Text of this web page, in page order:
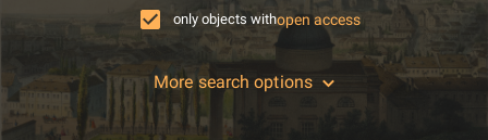
only objects withopen access
More search options